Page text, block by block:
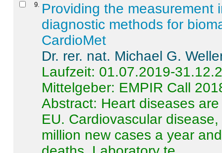
9
Providing the measurement
diagnostic methods for
CardioMet
Dr. rer. nat. Michael G.
Laufzeit: 01.07.2019-
Mittelgeber: EMPIR Call
Abstract: Heart diseases
EU. Cardiovascular
million new cases a year